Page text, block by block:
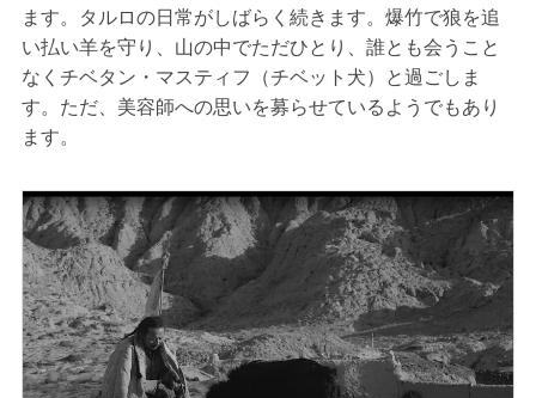
ます。タルロの日常がしばらく続きます。爆竹で狼を追
い払い羊を守り、山の中でただひとり、誰とも会うこと
なくチベタン・マスティフ（チベット犬）と過ごしま
す。ただ、美容師への思いを募らせているようでもあり
ます。